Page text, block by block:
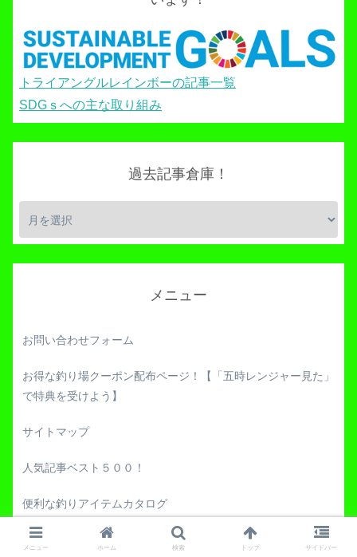
トライアングルレインボーの記事一覧
SDGｓへの主な取り組み
過去記事倉庫！
メニュー
お問い合わせフォーム
お得な釣り場クーポン配布ページ！【「五時レンジャー見た」
で特典を受けよう】
サイトマップ
人気記事ベスト５００！
便利な釣りアイテムカタログ
自作ルアー大図鑑！
メニュー ホーム 検索 トップ サイドバー